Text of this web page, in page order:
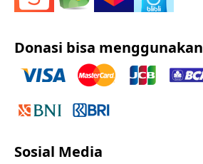
Donasi bisa menggunakan
Sosial Media